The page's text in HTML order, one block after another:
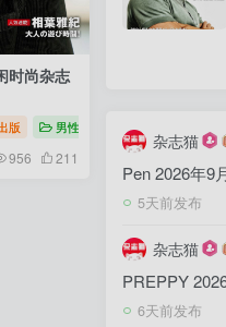
时尚杂志
版 男性时尚 Safari（サファ
956 211
杂志猫
Pen 2026年9
5天前发布
杂志猫
PREPPY
6天前发布